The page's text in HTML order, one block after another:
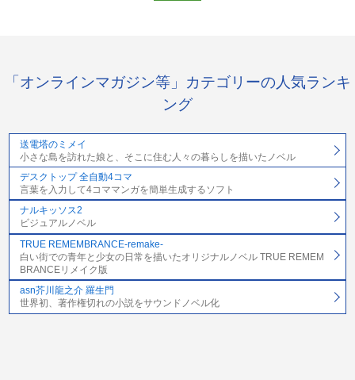
「オンラインマガジン等」カテゴリーの人気ランキ
ング
送電塔のミメイ
小さな島を訪れた娘と、そこに住む人々の暮らしを描いたノベル
デスクトップ 全自動4コマ
言葉を入力して4コママンガを簡単生成するソフト
ナルキッソス2
ビジュアルノベル
TRUE REMEMBRANCE-remake-
白い街での青年と少女の日常を描いたオリジナルノベル TRUE REMEM
BRANCEリメイク版
asn芥川龍之介 羅生門
世界初、著作権切れの小説をサウンドノベル化